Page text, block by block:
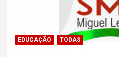
EDUCAÇÃO TODAS